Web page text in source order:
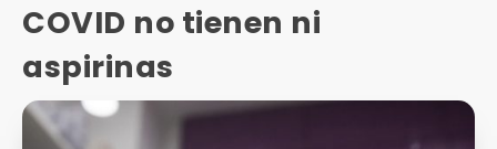
COVID no tienen ni
aspirinas